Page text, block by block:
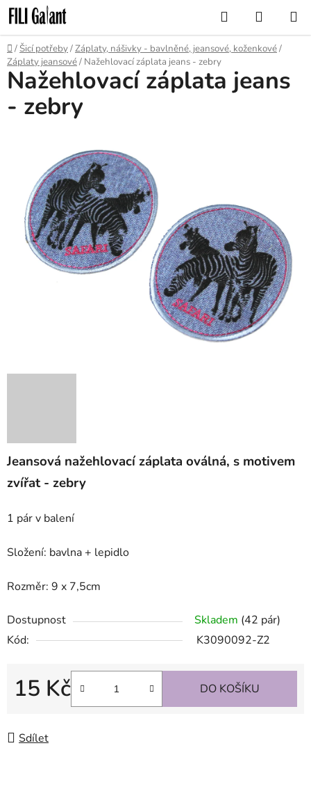
Přejít
na
obsah
Hledat
KOŠÍK
Domů
/Šicí potřeby/Záplaty, nášivky - bavlněné, jeansové, koženkové/
Záplaty jeansové/ Nažehlovací záplata jeans - zebry
Jeansová nažehlovací záplata oválná, s motivem
zvířat - zebry
1 pár v balení
Složení: bavlna + lepidlo
Rozměr: 9 x 7,5cm
Dostupnost Skladem (42 pár)
Kód:
K3090092-Z2
15 Kč
Měrná cena:
DO KOŠÍKU
Sdílet
Nažehlovací záplata jeans
- zebry